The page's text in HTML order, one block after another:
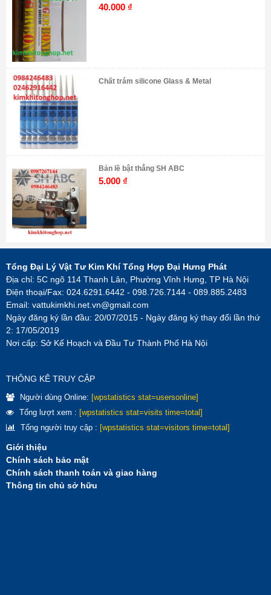
40.000 ₫
Chất trám silicone Glass & Metal
Bản lề bật thẳng SH ABC
5.000 ₫
Tổng Đại Lý Vật Tư Kim Khí Tổng Hợp Đại Hưng Phát
Địa chỉ: 5C ngõ 114 Thanh Lân, Phường Vĩnh Hưng, TP Hà Nội
Điện thoại/Fax: 024.6291.6442 - 098.726.7144 - 089.885.2483
Email: vattukimkhi.net.vn@gmail.com
Ngày đăng ký lần đầu: 20/07/2015 - Ngày đăng ký thay đổi lần thứ
2: 17/05/2019
Nơi cấp: Sở Kế Hoạch và Đầu Tư Thành Phố Hà Nội
THÔNG KÊ TRUY CẬP
Người dùng Online: [wpstatistics stat=usersonline]
Tổng lượt xem : [wpstatistics stat=visits time=total]
Tổng người truy cập : [wpstatistics stat=visitors time=total]
Giới thiệu
Chính sách bảo mật
Chính sách thanh toán và giao hàng
Thông tin chủ sở hữu